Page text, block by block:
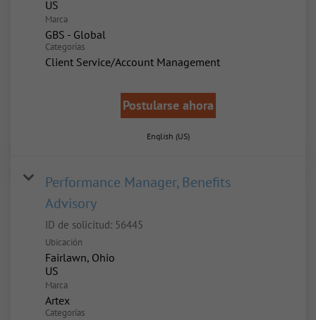
Marca
GBS - Global
Categorías
Client Service/Account Management
Postularse ahora
English (US)
Performance Manager, Benefits
Advisory
ID de solicitud: 56445
Ubicación
Fairlawn, Ohio
Marca
Artex
Categorías